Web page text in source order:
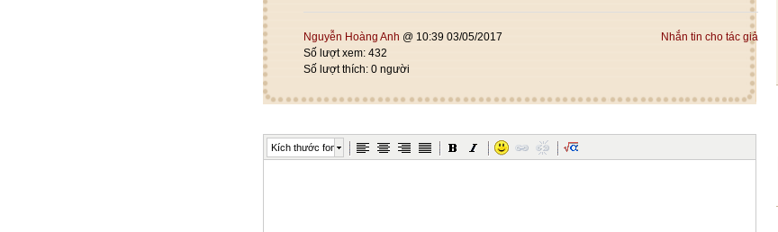
Nhắn tin cho tác giả
Nguyễn Hoàng Anh @ 10:39 03/05/2017
Số lượt xem: 432
Số lượt thích: 0 người
Kích thước font